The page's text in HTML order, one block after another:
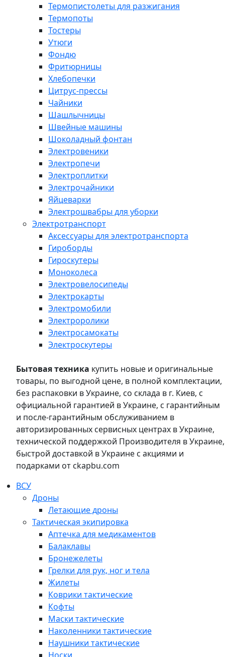
Термопистолеты для разжигания
Термопоты
Тостеры
Утюги
Фондю
Фритюрницы
Хлебопечки
Цитрус-прессы
Чайники
Шашлычницы
Швейные машины
Шоколадный фонтан
Электровеники
Электропечи
Электроплитки
Электрочайники
Яйцеварки
Электрошвабры для уборки
Электротранспорт
Аксессуары для электротранспорта
Гироборды
Гироскутеры
Моноколеса
Электровелосипеды
Электрокарты
Электромобили
Электроролики
Электросамокаты
Электроскутеры
Бытовая техника купить новые и оригинальные
товары, по выгодной цене, в полной комплектации,
без распаковки в Украине, со склада в г. Киев, с
официальной гарантией в Украине, с гарантийным
и после-гарантийным обслуживанием в
авторизированных сервисных центрах в Украине,
технической поддержкой Производителя в Украине,
быстрой доставкой в Украине с акциями и
подарками от ckapbu.com
ВСУ
Дроны
Летающие дроны
Тактическая экипировка
Аптечка для медикаментов
Балаклавы
Бронежелеты
Грелки для рук, ног и тела
Жилеты
Коврики тактические
Кофты
Маски тактические
Наколенники тактические
Наушники тактические